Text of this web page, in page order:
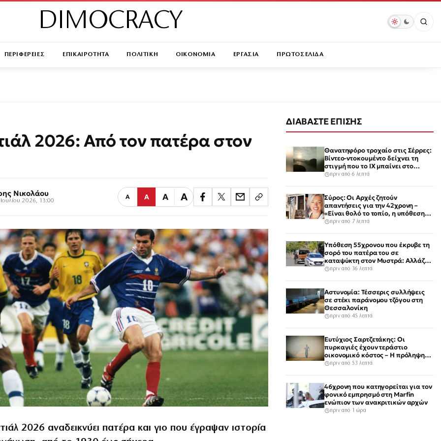
DIMOCRACY
ΠΕΡΙΦΕΡΕΙΕΣ ΕΠΙΚΑΙΡΟΤΗΤΑ ΠΟΛΙΤΙΚΗ ΟΙΚΟΝΟΜΙΑ ΕΡΓΑΣΙΑ ΠΡΩΤΟΣΕΛΙΔΑ
2026: Από τον πατέρα στον
Νικολάου
2026, 13:00
Α Α Α Α
2026 αναδεικνύει πατέρα και γιο που έγραψαν ιστορία
ΔΙΑΒΑΣΤΕ ΕΠΙΣΗΣ
Θανατηφόρο τροχαίο στις Σέρρες:
Βίντεο-ντοκουμέντο δείχνει τη
στιγμή που το ΙΧ μπαίνει στο
αντίθετο ρεύμα – Ακαριαία
πριν από 6 λεπτά
Σύρος: Οι Αρχές ζητούν
απαντήσεις για την 42χρονη –
«Είναι θολό το τοπίο, η υπόθεση
είναι περίεργη»
πριν από 7 λεπτά
Υπόθεση 55χρονου που έκρυβε τη
σορό του πατέρα του σε
καταψύκτη στον Μυστρά: Αλλάζει
την υπερασπιστική του γραμμή
πριν από 36 λεπτά
Αστυνομία: Τέσσερις συλλήψεις
σε στέκι παράνομου τζόγου στη
Θεσσαλονίκη
πριν από 45 λεπτά
Ευτύχιος Σαρτζετάκης: Οι
πυρκαγιές έχουν τεράστιο
οικονομικό κόστος – Η πρόληψη
κοστίζει λιγότερο από την
πριν από 53 λεπτά
46χρονη που κατηγορείται για τον
φονικό εμπρησμό στη Marfin
ενώπιον των ανακριτικών αρχών
πριν από 1 ώρα